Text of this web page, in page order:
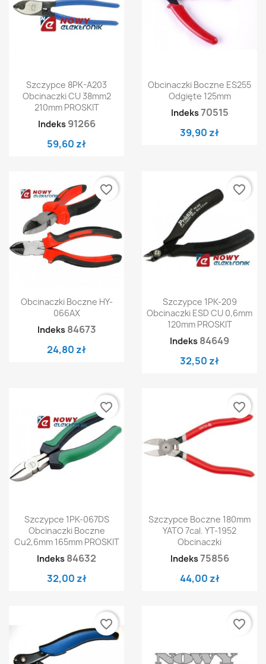
Szczypce 8PK-A203
Obcinaczki CU 38mm2
210mm PROSKIT
Indeks 91266
59,60 zł
Obcinaczki Boczne ES255
Odgięte 125mm
Indeks70515
39,90 zł
Obcinaczki Boczne HY-
066AX
Indeks 84673
24,80 zł
favorite_border
Szczypce 1PK-209
Obcinaczki ESD CU 0,6mm
120mm PROSKIT
Indeks 84649
32,50 zł
favorite_border
Szczypce 1PK-067DS
Obcinaczki Boczne
Cu2,6mm 165mm PROSKIT
Indeks 84632
32,00 zł
favorite_border
Szczypce Boczne 180mm
YATO 7cal. YT-1952
Obcinaczki
Indeks75856
44,00 zł
favorite_border
favorite_border favorite_border